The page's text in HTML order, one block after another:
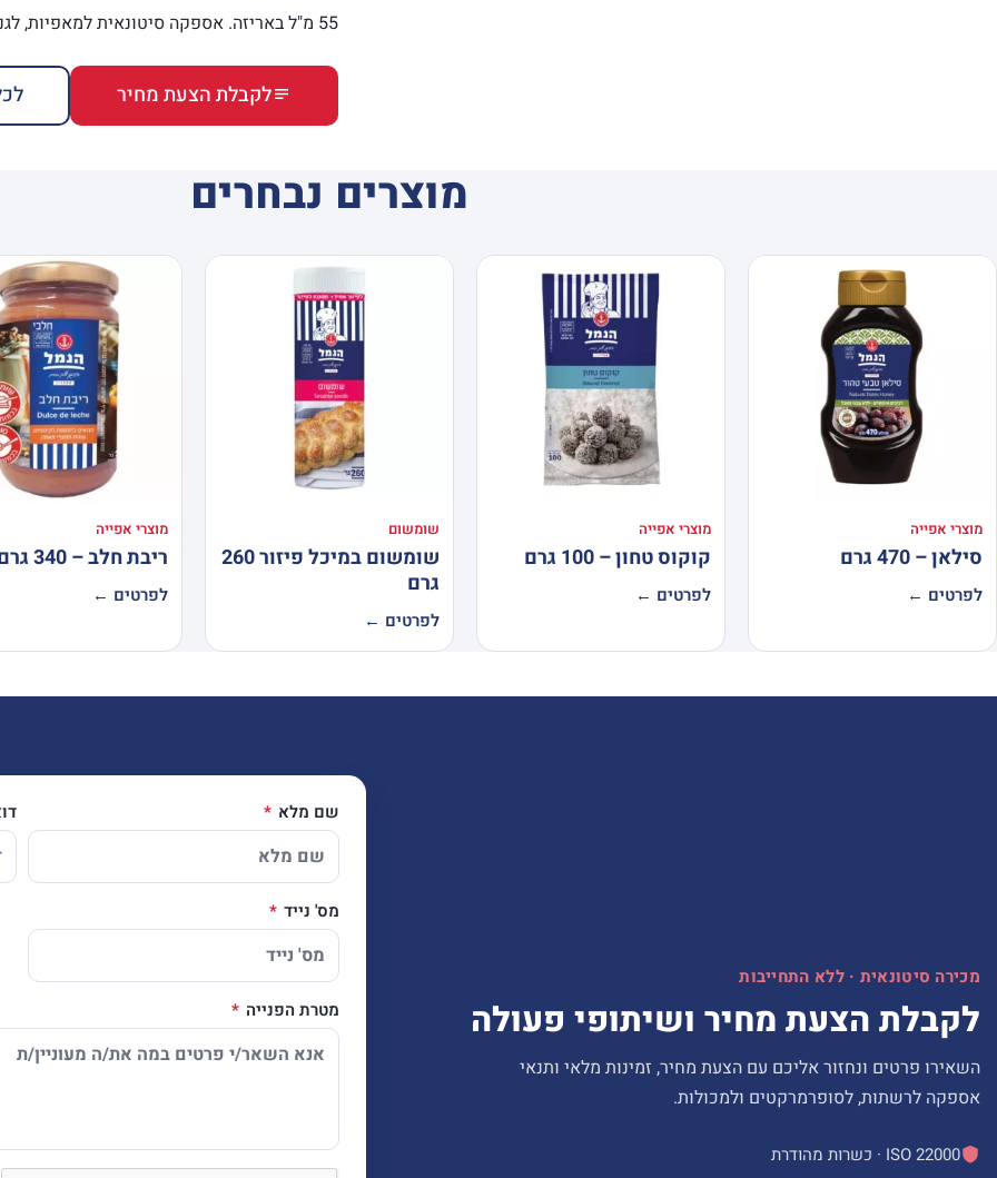
55 מ"ל באריזה. אספקה סיטונאית למאפיות, לגני ילדים ולמכולות.
לקבלת הצעת מחיר
מוצרים נבחרים
מוצרי אפייה
סילאן – 470 גרם
לפרטים ←
מוצרי אפייה
קוקוס טחון – 100 גרם
לפרטים ←
שומשום
שומשום במיכל פיזור 260
גרם
לפרטים ←
מוצרי אפייה
ריבת חלב – 340 גרם
לפרטים ←
מכירה סיטונאית · ללא התחייבות
לקבלת הצעת מחיר ושיתופי פעולה
השאירו פרטים ונחזור אליכם עם הצעת מחיר, זמינות מלאי ותנאי
אספקה לרשתות, לסופרמרקטים ולמכולות.
ISO 22000 · כשרות מהודרת
שם מלא
מס' נייד
מטרת הפנייה